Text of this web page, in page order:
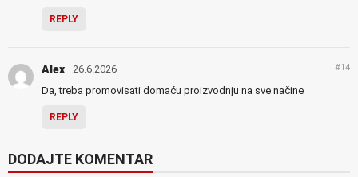
REPLY
Alex 26.6.2026 #14
Da, treba promovisati domaću proizvodnju na sve načine
REPLY
DODAJTE KOMENTAR